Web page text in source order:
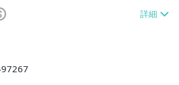
免運費】、7-ELEVEN取貨
運費】、萊爾富取貨付款【單件
滿5件或消費滿$1298免運
/貨運【單件運費$120、滿5件